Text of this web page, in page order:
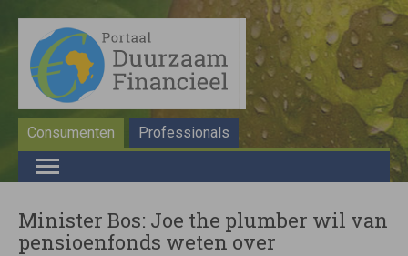
Consumenten Professionals
Minister Bos: Joe the plumber wil van
pensioenfonds weten over